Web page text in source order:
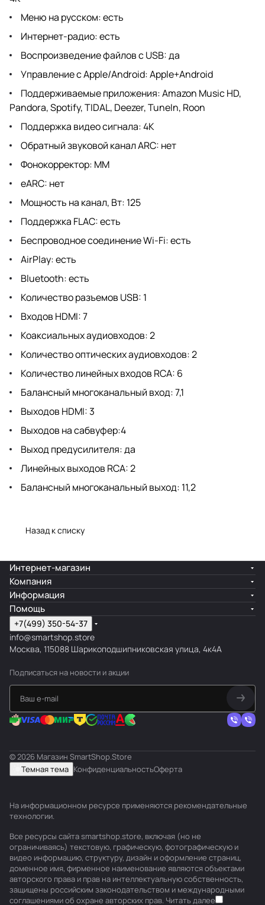
Меню на русском: есть
Интернет-радио: есть
Воспроизведение файлов c USB: да
Управление с Apple/Android: Apple+Android
Поддерживаемые приложения: Amazon Music HD,
Pandora, Spotify, TIDAL, Deezer, TuneIn, Roon
Поддержка видео сигнала: 4К
Обратный звуковой канал ARC: нет
Фонокорректор: MM
eARC: нет
Мощность на канал, Вт: 125
Поддержка FLAC: есть
Беспроводное соединение Wi-Fi: есть
AirPlay: есть
Bluetooth: есть
Количество разъемов USB: 1
Входов HDMI: 7
Коаксиальных аудиовходов: 2
Количество оптических аудиовходов: 2
Количество линейных входов RCA: 6
Балансный многоканальный вход: 7,1
Выходов HDMI: 3
Выходов на сабвуфер:4
Выход предусилителя: да
Линейных выходов RCA: 2
Балансный многоканальный выход: 11,2
Назад к списку
Интернет-магазин
Компания
Информация
Помощь
+7(499) 350-54-37
info@smartshop.store
Москва, 115088 Шарикоподшипниковская улица, 4к4А
Подписаться на новости и акции
© 2026 Магазин SmartShop.Store
Темная тема КонфиденциальностьОферта
На информационном ресурсе применяются рекомендательные
технологии.
Все ресурсы сайта smartshop.store, включая (но не
ограничиваясь) текстовую, графическую, фотографическую и
видео информацию, структуру, дизайн и оформление страниц,
доменное имя, фирменное наименование являются объектами
авторского права и прав на интеллектуальную собственность,
защищены российским законодательством и международными
соглашениями об охране авторских прав. Читать далее